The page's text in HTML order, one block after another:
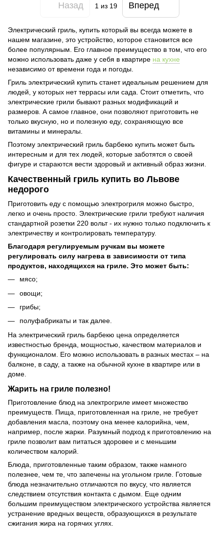
Назад 1 из 19 Вперед
Электрический гриль, купить который вы всегда можете в
нашем магазине, это устройство, которое становится все
более популярным. Его главное преимущество в том, что его
можно использовать даже у себя в квартире на кухне
независимо от времени года и погоды.
Гриль электрический купить станет идеальным решением для
людей, у которых нет террасы или сада. Стоит отметить, что
электрические грили бывают разных модификаций и
размеров. А самое главное, они позволяют приготовить не
только вкусную, но и полезную еду, сохраняющую все
витамины и минералы.
Поэтому электрический гриль барбекю купить может быть
интересным и для тех людей, которые заботятся о своей
фигуре и стараются вести здоровый и активный образ жизни.
Качественный гриль купить во Львове
недорого
Приготовить еду с помощью электрогриля можно быстро,
легко и очень просто. Электрические грили требуют наличия
стандартной розетки 220 вольт - их нужно только подключить к
электричеству и контролировать температуру.
Благодаря регулируемым ручкам вы можете
регулировать силу нагрева в зависимости от типа
продуктов, находящихся на гриле. Это может быть:
мясо;
овощи;
грибы;
полуфабрикаты и так далее.
На электрический гриль барбекю цена определяется
известностью бренда, мощностью, качеством материалов и
функционалом. Его можно использовать в разных местах – на
балконе, в саду, а также на обычной кухне в квартире или в
доме.
Жарить на гриле полезно!
Приготовление блюд на электрогриле имеет множество
преимуществ. Пища, приготовленная на гриле, не требует
добавления масла, поэтому она менее калорийна, чем,
например, после жарки. Разумный подход к приготовлению на
гриле позволит вам питаться здоровее и с меньшим
количеством калорий.
Блюда, приготовленные таким образом, также намного
полезнее, чем те, что запечены на угольном гриле. Готовые
блюда незначительно отличаются по вкусу, что является
следствием отсутствия контакта с дымом. Еще одним
большим преимуществом электрического устройства является
устранение вредных веществ, образующихся в результате
сжигания жира на горячих углях.